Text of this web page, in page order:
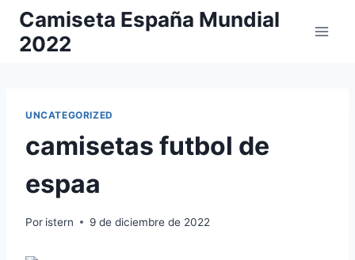
Saltar
contenido
Camiseta España Mundial
2022
UNCATEGORIZED
camisetas futbol de
espaa
Por istern 9 de diciembre de 2022